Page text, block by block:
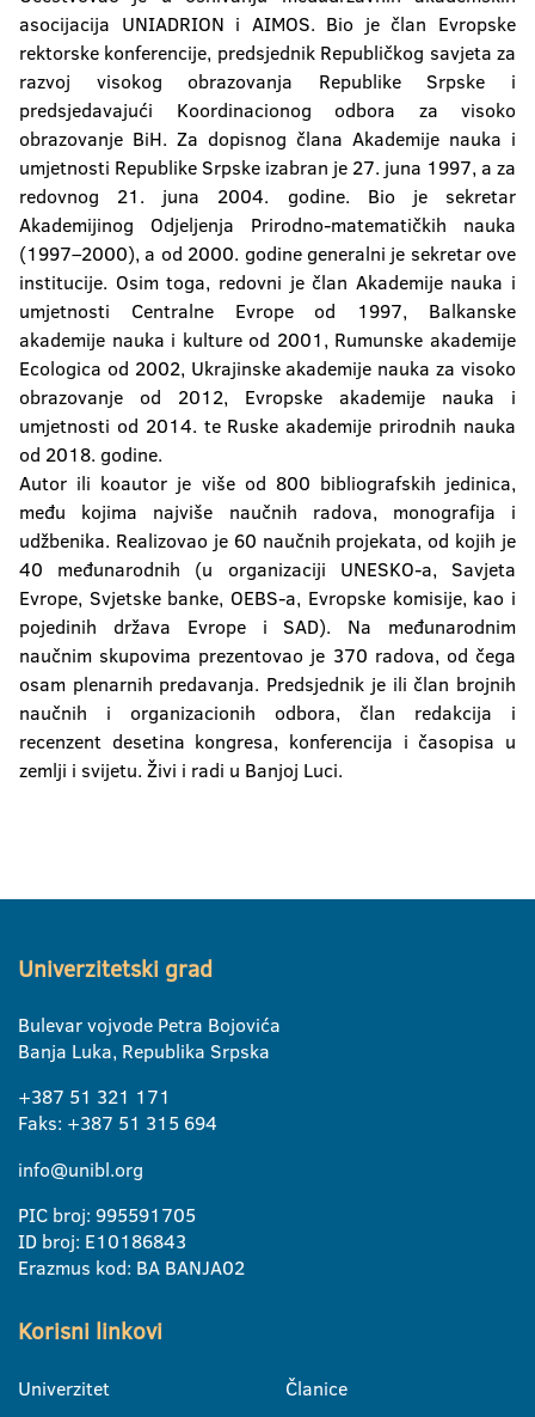
asocijacija UNIADRION i AIMOS. Bio je član Evropske
rektorske konferencije, predsjednik Republičkog savjeta za
razvoj visokog obrazovanja Republike Srpske i
predsjedavajući Koordinacionog odbora za visoko
obrazovanje BiH. Za dopisnog člana Akademije nauka i
umjetnosti Republike Srpske izabran je 27. juna 1997, a za
redovnog 21. juna 2004. godine. Bio je sekretar
Akademijinog Odjeljenja Prirodno-matematičkih nauka
(1997–2000), a od 2000. godine generalni je sekretar ove
institucije. Osim toga, redovni je član Akademije nauka i
umjetnosti Centralne Evrope od 1997, Balkanske
akademije nauka i kulture od 2001, Rumunske akademije
Ecologica od 2002, Ukrajinske akademije nauka za visoko
obrazovanje od 2012, Evropske akademije nauka i
umjetnosti od 2014. te Ruske akademije prirodnih nauka
od 2018. godine.
Autor ili koautor je više od 800 bibliografskih jedinica,
među kojima najviše naučnih radova, monografija i
udžbenika. Realizovao je 60 naučnih projekata, od kojih je
40 međunarodnih (u organizaciji UNESKO-a, Savjeta
Evrope, Svjetske banke, OEBS-a, Evropske komisije, kao i
pojedinih država Evrope i SAD). Na međunarodnim
naučnim skupovima prezentovao je 370 radova, od čega
osam plenarnih predavanja. Predsjednik je ili član brojnih
naučnih i organizacionih odbora, član redakcija i
recenzent desetina kongresa, konferencija i časopisa u
zemlji i svijetu. Živi i radi u Banjoj Luci.
Univerzitetski grad
Bulevar vojvode Petra Bojovića
Banja Luka, Republika Srpska
+387 51 321 171
Faks: +387 51 315 694
info@unibl.org
PIC broj: 995591705
ID broj: E10186843
Erazmus kod: BA BANJA02
Korisni linkovi
Univerzitet
Članice